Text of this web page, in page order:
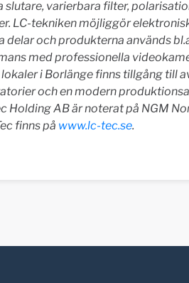
slutare, varierbara filter,
LC-tekniken möjliggör
delar och produkterna används
med professionella
i Borlänge finns tillgång till
och en modern
Holding AB är noterat på NGM
finns på www.lc-tec.se.